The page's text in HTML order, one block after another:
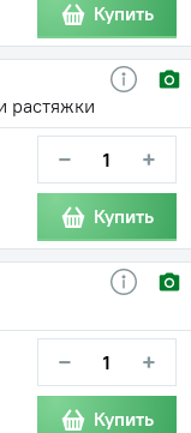
Купить
растяжки
− +
Купить
− +
Купить